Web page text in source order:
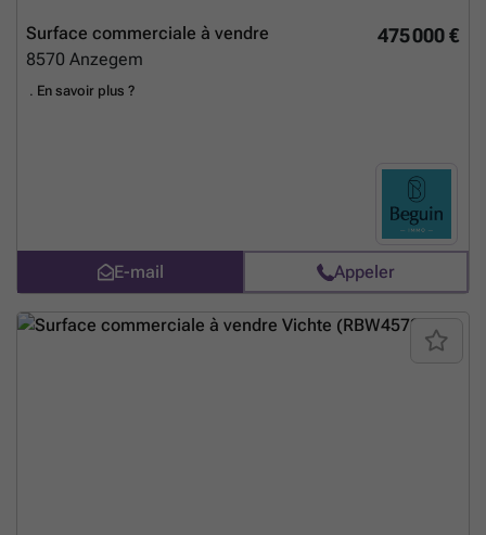
475 000 €
Surface commerciale à vendre
8570 Anzegem
. En savoir plus ?
E-mail Appeler